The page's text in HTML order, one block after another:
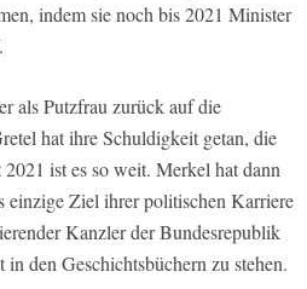
indem sie noch bis 2021 Minister
als Putzfrau zurück auf die
hat ihre Schuldigkeit getan, die
ist es so weit. Merkel hat dann
einzige Ziel ihrer politischen Karriere
Kanzler der Bundesrepublik
den Geschichtsbüchern zu stehen.